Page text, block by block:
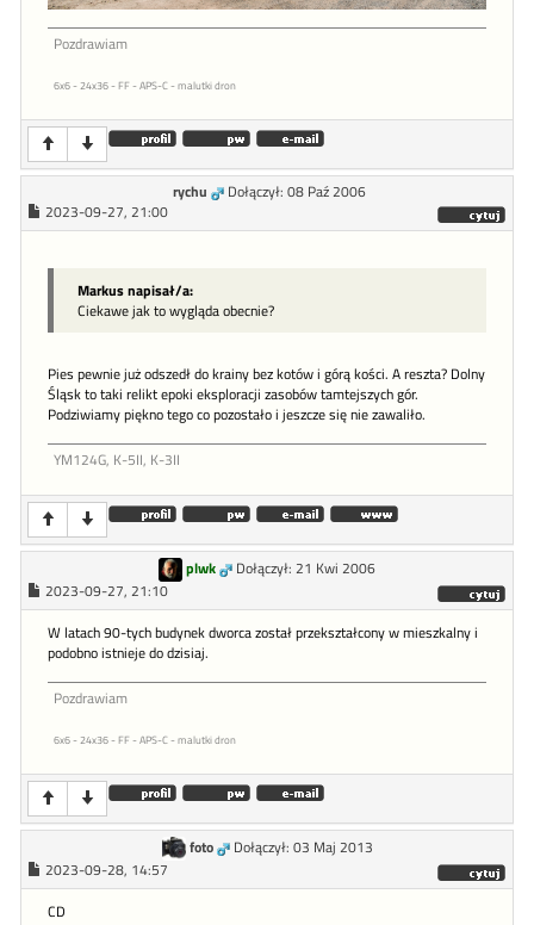
Pozdrawiam
6x6 - 24x36 - FF - APS-C - malutki dron
rychu
Dołączył: 08 Paź 2006
2023-09-27, 21:00
Markus napisał/a:
Ciekawe jak to wygląda obecnie?
Pies pewnie już odszedł do krainy bez kotów i górą kości. A reszta? Dolny
Śląsk to taki relikt epoki eksploracji zasobów tamtejszych gór.
Podziwiamy piękno tego co pozostało i jeszcze się nie zawaliło.
YM124G, K-5II, K-3II
plwk
Dołączył: 21 Kwi 2006
2023-09-27, 21:10
W latach 90-tych budynek dworca został przekształcony w mieszkalny i
podobno istnieje do dzisiaj.
Pozdrawiam
6x6 - 24x36 - FF - APS-C - malutki dron
foto
Dołączył: 03 Maj 2013
2023-09-28, 14:57
CD